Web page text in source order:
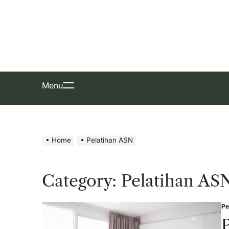
Menu
Home Pelatihan ASN
Category: Pelatihan
in